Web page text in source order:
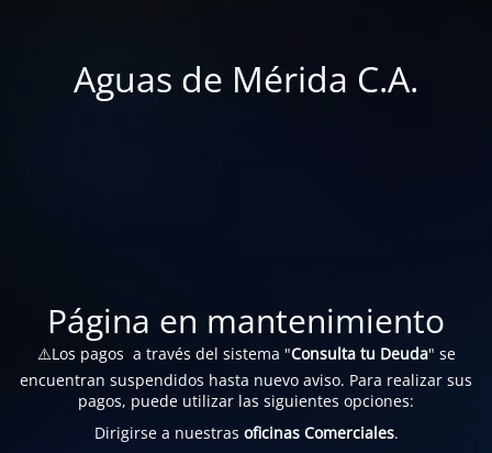
Aguas de Mérida C.A.
Página en mantenimiento
⚠️Los pagos a través del sistema "Consulta tu Deuda" se
encuentran suspendidos hasta nuevo aviso. Para realizar sus
pagos, puede utilizar las siguientes opciones:
Dirigirse a nuestras oficinas Comerciales.